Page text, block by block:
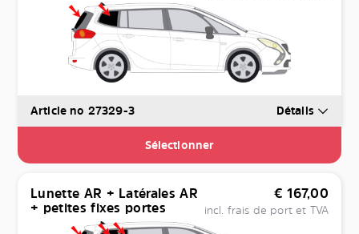
Article no 27329-3 Détails
Sélectionner
Lunette AR + Latérales AR
+ petites fixes portes
€ 167,00
incl. frais de port et TVA